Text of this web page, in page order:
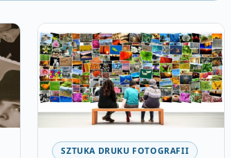
SZTUKA DRUKU FOTOGRAFII